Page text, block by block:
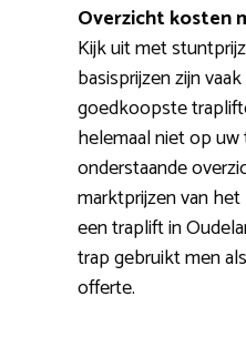
Overzicht kosten
Kijk uit met
basisprijzen zijn
goedkoopste
helemaal niet op
onderstaande
marktprijzen van
een traplift in
trap gebruikt men
offerte.